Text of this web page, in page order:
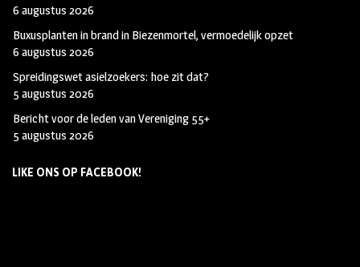
6 augustus 2026
Buxusplanten in brand in Biezenmortel, vermoedelijk opzet
6 augustus 2026
Spreidingswet asielzoekers: hoe zit dat?
5 augustus 2026
Bericht voor de leden van Vereniging 55+
5 augustus 2026
LIKE ONS OP FACEBOOK!